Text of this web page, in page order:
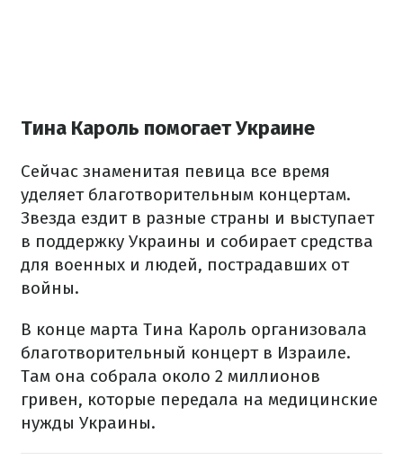
Тина Кароль помогает Украине
Сейчас знаменитая певица все время
уделяет благотворительным концертам.
Звезда ездит в разные страны и выступает
в поддержку Украины и собирает средства
для военных и людей, пострадавших от
войны.
В конце марта Тина Кароль организовала
благотворительный концерт в Израиле.
Там она собрала около 2 миллионов
гривен, которые передала на медицинские
нужды Украины.